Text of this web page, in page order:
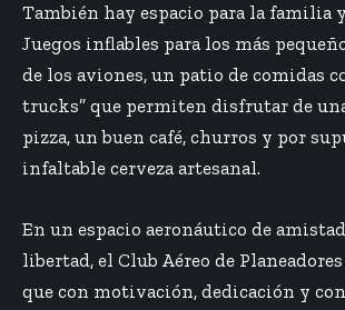
También hay espacio para la familia
Juegos inflables para los más
de los aviones, un patio de comidas
trucks” que permiten disfrutar de
pizza, un buen café, churros y por
infaltable cerveza artesanal.
En un espacio aeronáutico de
libertad, el Club Aéreo de
que con motivación, dedicación y